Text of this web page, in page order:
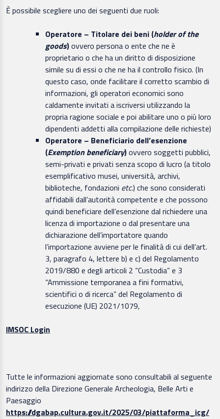
È possibile scegliere uno dei seguenti due ruoli:
Operatore – Titolare dei beni (holder of the
goods)ovvero persona o ente che ne è
proprietario o che ha un diritto di disposizione
simile su di essi o che ne ha il controllo fisico. (In
questo caso, onde facilitare il corretto scambio di
informazioni, gli operatori economici sono
caldamente invitati a iscriversi utilizzando la
propria ragione sociale e poi abilitare uno o più loro
dipendenti addetti alla compilazione delle richieste)
Operatore – Beneficiario dell’esenzione
(Exemption beneficiary)ovvero soggetti pubblici,
semi-privati e privati senza scopo di lucro (a titolo
esemplificativo musei, università, archivi,
biblioteche, fondazioni etc.) che sono considerati
affidabili dall’autorità competente e che possono
quindi beneficiare dell’esenzione dal richiedere una
licenza di importazione o dal presentare una
dichiarazione dell’importatore quando
l’importazione avviene per le finalità di cui dell’art.
3, paragrafo 4, lettere b) e c) del Regolamento
2019/880 e degli articoli 2 “Custodia” e 3
“Ammissione temporanea a fini formativi,
scientifici o di ricerca” del Regolamento di
esecuzione (UE) 2021/1079,
IMSOC Login
Tutte le informazioni aggiornate sono consultabili al seguente
indirizzo della Direzione Generale Archeologia, Belle Arti e
Paesaggio
https://dgabap.cultura.gov.it/2025/03/piattaforma_icg/